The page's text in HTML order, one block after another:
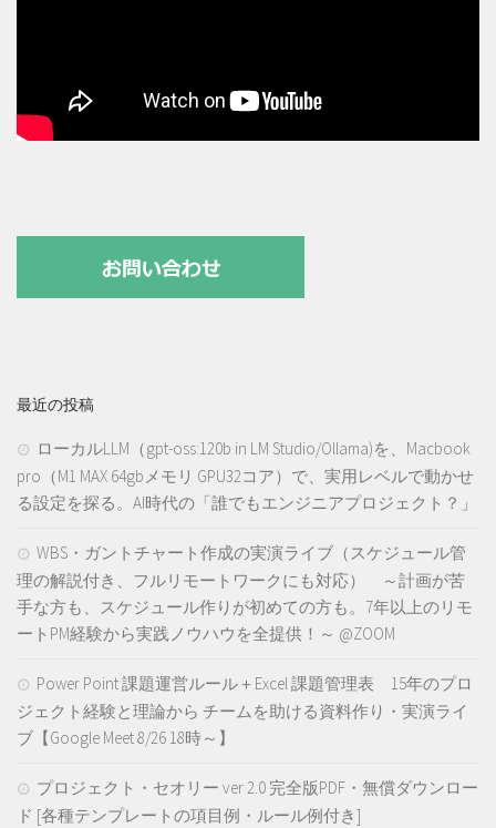
最近の投稿
ローカルLLM（gpt-oss:120b in LM Studio/Ollama)を、Macbook
pro（M1 MAX 64gbメモリ GPU32コア）で、実用レベルで動かせ
る設定を探る。AI時代の「誰でもエンジニアプロジェクト？」
WBS・ガントチャート作成の実演ライブ（スケジュール管
理の解説付き、フルリモートワークにも対応） ～計画が苦
手な方も、スケジュール作りが初めての方も。7年以上のリモ
ートPM経験から実践ノウハウを全提供！～ @ZOOM
Power Point 課題運営ルール＋Excel 課題管理表 15年のプロ
ジェクト経験と理論から チームを助ける資料作り・実演ライ
ブ【Google Meet 8/26 18時～】
プロジェクト・セオリー ver 2.0 完全版PDF・無償ダウンロー
ド [各種テンプレートの項目例・ルール例付き]